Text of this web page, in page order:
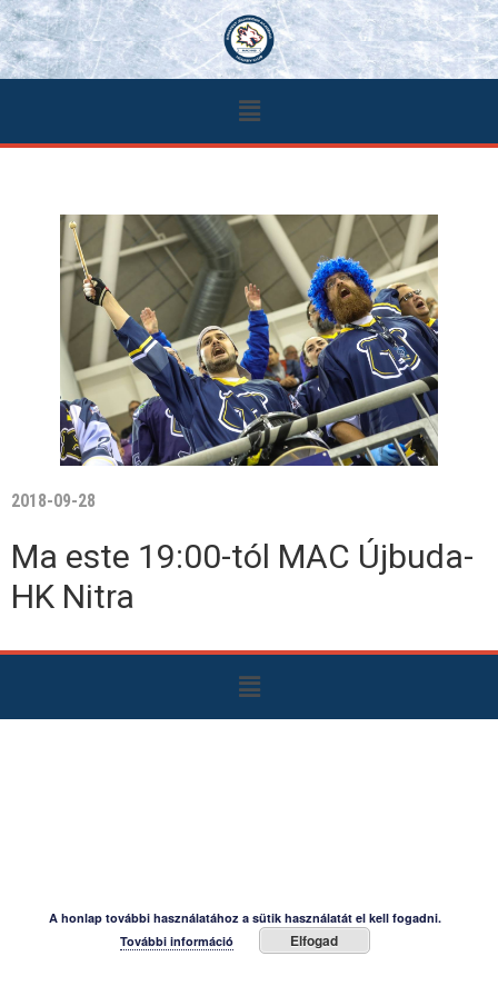
2018-09-28
Ma este 19:00-tól MAC Újbuda-
HK Nitra
A honlap további használatához a sütik használatát el kell fogadni.
További információ
Elfogad